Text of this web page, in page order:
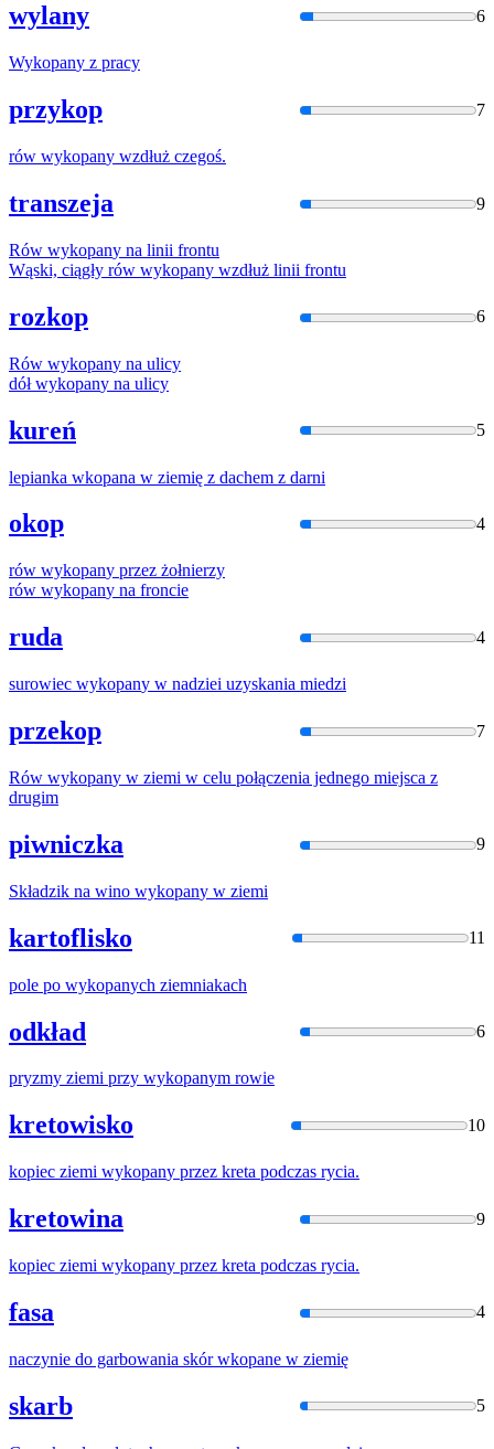
wylany 6
Wykopany z pracy
przykop 7
rów wykopany wzdłuż czegoś.
transzeja 9
Rów wykopany na linii frontu
Wąski, ciągły rów wykopany wzdłuż linii frontu
rozkop 6
Rów wykopany na ulicy
dółwykopany na ulicy
kureń 5
lepianka wkopana w ziemię z dachem z darni
okop 4
rów wykopany przez żołnierzy
rów wykopany na froncie
ruda 4
surowiec wykopany w nadziei uzyskania miedzi
przekop 7
Rów wykopany w ziemi w celu połączenia jednego miejsca z
drugim
piwniczka 9
Składzik na wino wykopany w ziemi
kartoflisko 11
pole po wykopanych ziemniakach
odkład 6
pryzmy ziemi przy wykopanym rowie
kretowisko 10
kopiec ziemi wykopany przez kreta podczas rycia.
kretowina 9
kopiec ziemi wykopany przez kreta podczas rycia.
fasa 4
naczynie do garbowania skórwkopane w ziemię
skarb 5